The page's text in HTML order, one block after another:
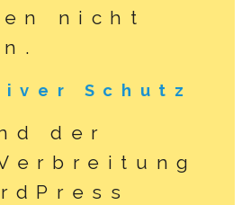
nicht
Schutz
der